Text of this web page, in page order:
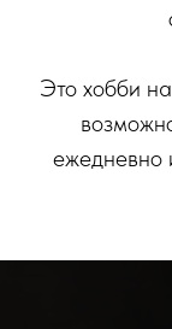
Это хобби
ежедневно